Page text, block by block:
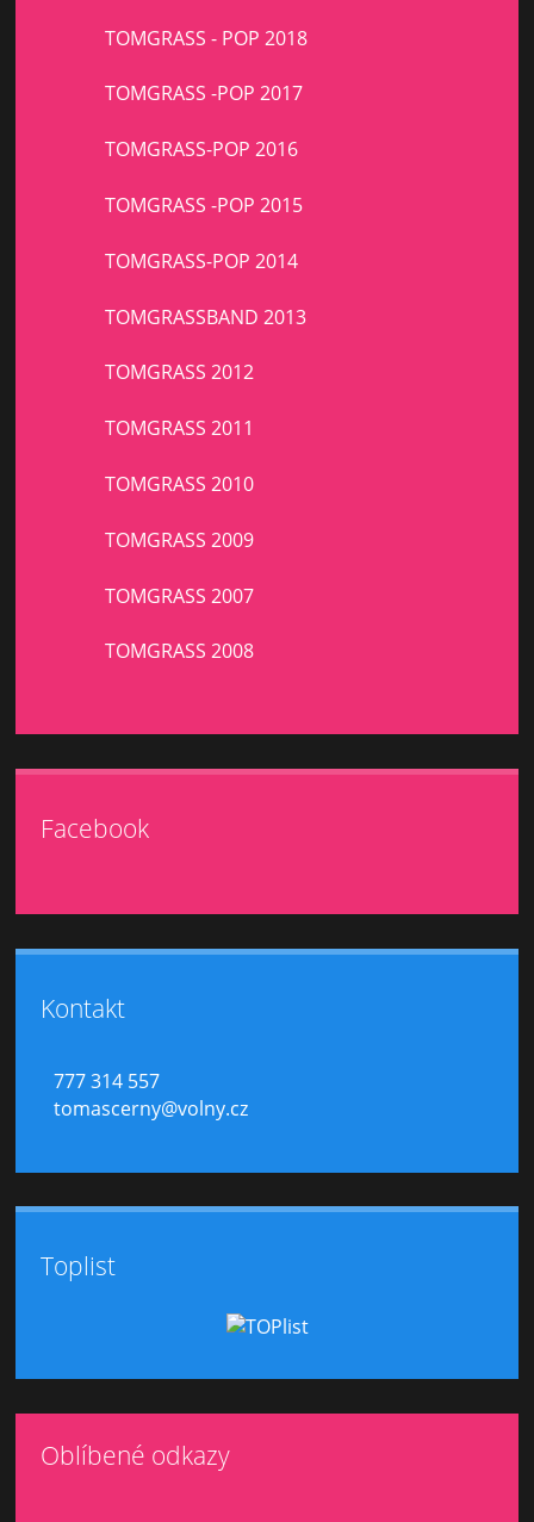
TOMGRASS - POP 2018
TOMGRASS -POP 2017
TOMGRASS-POP 2016
TOMGRASS -POP 2015
TOMGRASS-POP 2014
TOMGRASSBAND 2013
TOMGRASS 2012
TOMGRASS 2011
TOMGRASS 2010
TOMGRASS 2009
TOMGRASS 2007
TOMGRASS 2008
Facebook
Kontakt
777 314 557
tomascerny@volny.cz
Toplist
Oblíbené odkazy